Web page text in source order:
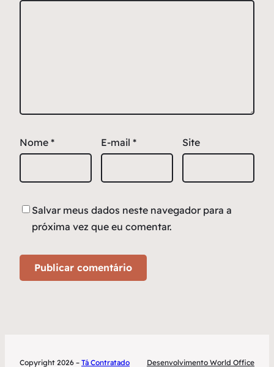
Nome * E-mail * Site
Salvar meus dados neste navegador para a
próxima vez que eu comentar.
Copyright 2026 – Tá Contratado Desenvolvimento World Office